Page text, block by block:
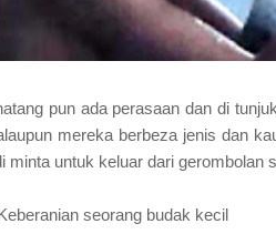
pun ada perasaan dan di
mereka berbeza jenis dan
minta untuk keluar dari gerombolan
seorang budak kecil